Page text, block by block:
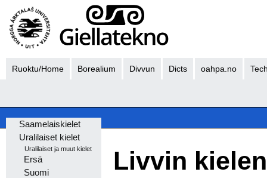
Ruoktu/Home Borealium Divvun Dicts oahpa.no
Saamelaiskielet
Uralilaiset kielet
Uralilaiset ja muut kielet
Ersä
Suomi
Livvin